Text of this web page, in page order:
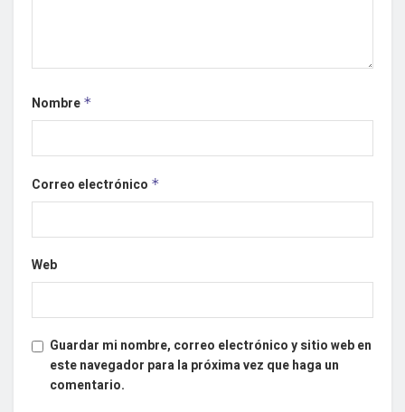
Nombre *
Correo electrónico *
Web
Guardar mi nombre, correo electrónico y sitio web en
este navegador para la próxima vez que haga un
comentario.